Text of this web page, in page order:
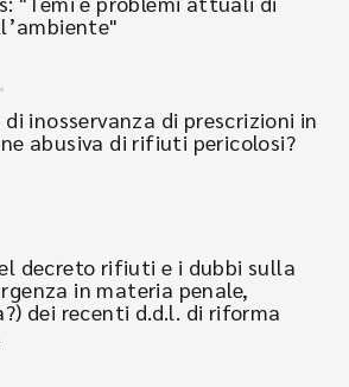
inosservanza di prescrizioni in
abusiva di rifiuti pericolosi?
decreto rifiuti e i dubbi sulla
in materia penale,
dei recenti d.d.l. di riforma